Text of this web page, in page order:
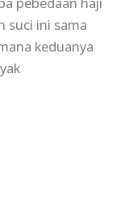
pebedaan haji
suci ini sama
keduanya